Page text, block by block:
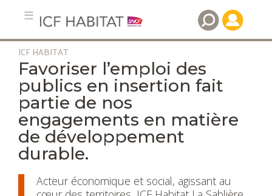
Aller
contenu
principal
ICF HABITAT
Favoriser l’emploi des
publics en insertion fait
partie de nos
engagements en matière
de développement
durable.
Acteur économique et social, agissant au